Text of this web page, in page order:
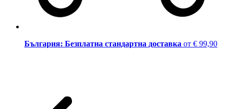
България: Безплатна стандартна доставка от € 99,90